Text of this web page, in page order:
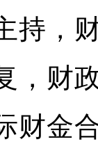
持，
，财
财金